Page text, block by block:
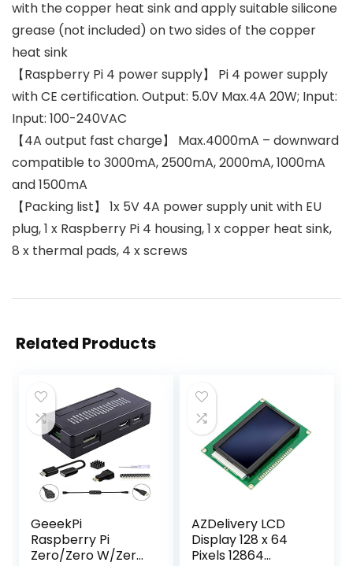
with the copper heat sink and apply suitable silicone
grease (not included) on two sides of the copper
heat sink
【Raspberry Pi 4 power supply】 Pi 4 power supply
with CE certification. Output: 5.0V Max.4A 20W; Input:
Input: 100-240VAC
【4A output fast charge】 Max.4000mA – downward
compatible to 3000mA, 2500mA, 2000mA, 1000mA
and 1500mA
【Packing list】 1x 5V 4A power supply unit with EU
plug, 1 x Raspberry Pi 4 housing, 1 x copper heat sink,
8 x thermal pads, 4 x screws
Related Products
GeeekPi
Raspberry Pi
Zero/Zero W/Zero
AZDelivery LCD
Display 128 x 64
Pixels 12864